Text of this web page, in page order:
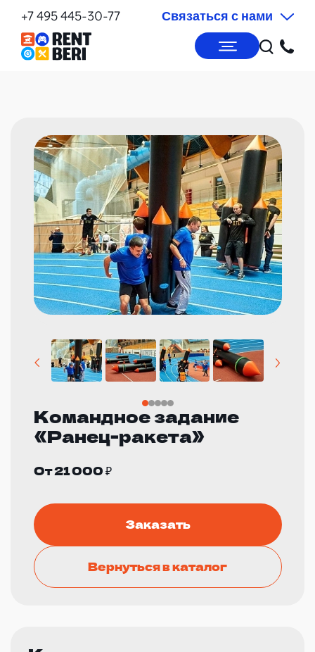
+7 495 445-30-77 Связаться с нами
Командное задание
«Ранец-ракета»
От 21 000 ₽
Заказать
Вернуться в каталог